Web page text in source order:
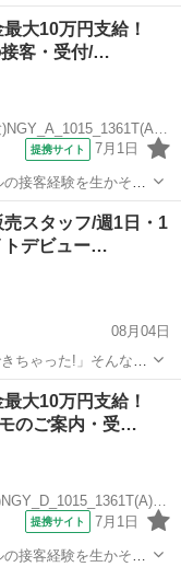
じている方、 今の会
聞かせてください！
大10万円支給！
接客・受付/…
提携サイト 7月1日
！ みんな飲食店やコ
お仕事なんです(=ﾟ
スタッフ/週1日・1
トデビュー…
08月04日
ちゃった!」そんな先
ても大丈夫。一から丁
時間〜OKの柔軟シフ
大10万円支給！
のご案内・受…
株式会社フェローズ(D未経験)NGY_D_1015_1361T(A)(NGY)
提携サイト 7月1日